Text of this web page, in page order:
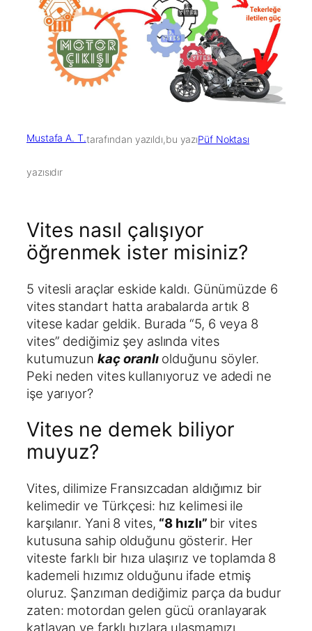
Mustafa A. T.tarafından yazıldı,bu yazıPüf Noktası
yazısıdır
Vites nasıl çalışıyor
öğrenmek ister misiniz?
5 vitesli araçlar eskide kaldı. Günümüzde 6
vites standart hatta arabalarda artık 8
vitese kadar geldik. Burada “5, 6 veya 8
vites” dediğimiz şey aslında vites
kutumuzunkaç oranlı olduğunu söyler.
Peki neden vites kullanıyoruz ve adedi ne
işe yarıyor?
Vites ne demek biliyor
muyuz?
Vites, dilimize Fransızcadan aldığımız bir
kelimedir ve Türkçesi: hız kelimesi ile
karşılanır. Yani 8 vites, “8 hızlı” bir vites
kutusuna sahip olduğunu gösterir. Her
viteste farklı bir hıza ulaşırız ve toplamda 8
kademeli hızımız olduğunu ifade etmiş
oluruz. Şanzıman dediğimiz parça da budur
zaten: motordan gelen gücü oranlayarak
katlayan ve farklı hızlara ulaşmamızı